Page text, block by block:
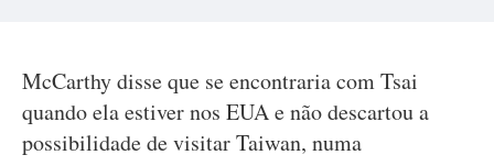
McCarthy disse que se encontraria com Tsai
quando ela estiver nos EUA e não descartou a
possibilidade de visitar Taiwan, numa